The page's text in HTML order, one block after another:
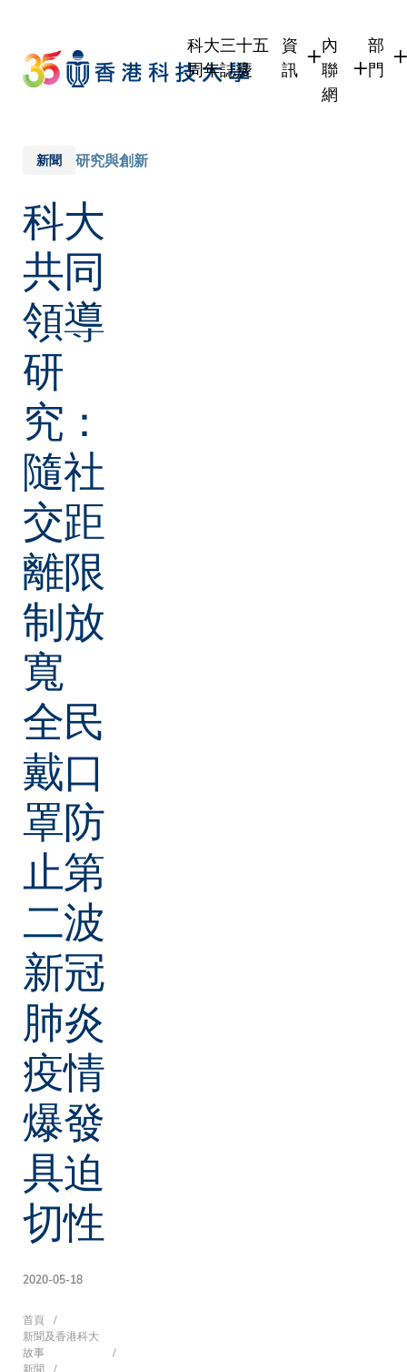
main
content
科大三十五
周年誌慶
資
訊
內
聯
網
部
門
新聞 研究與創新
科大
共同
領導
研
究：
隨社
交距
離限
制放
寬
全民
戴口
罩防
止第
二波
新冠
肺炎
疫情
爆發
具迫
切性
2020-05-18
導
首頁
新聞及香港科大
故事
新聞